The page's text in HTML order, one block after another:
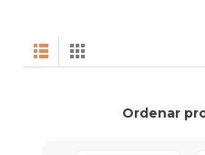
Ordenar